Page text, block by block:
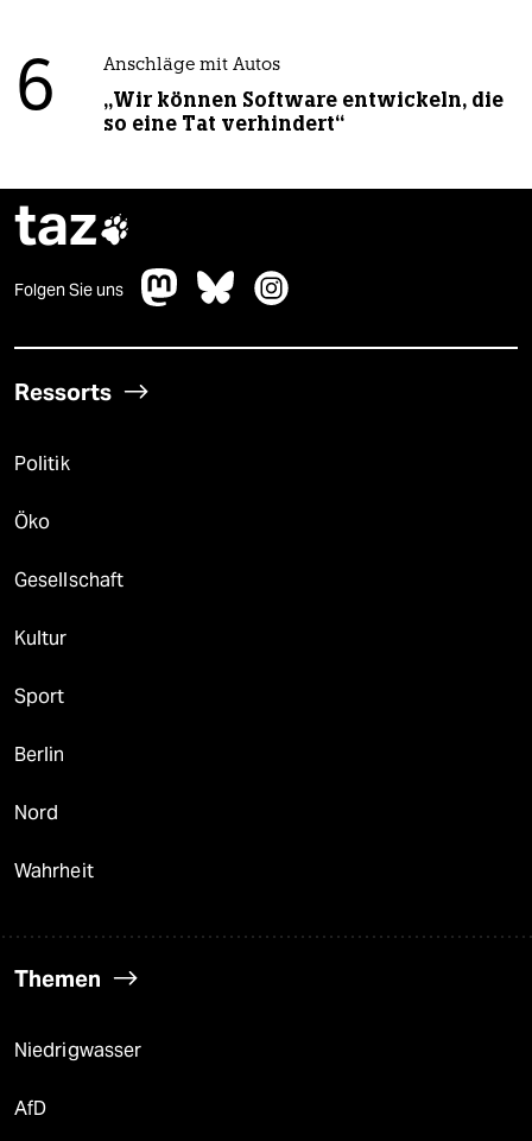
6 Anschläge mit Autos
„Wir können Software entwickeln, die
so eine Tat verhindert“
taz
Folgen Sie uns
Ressorts
Politik
Öko
Gesellschaft
Kultur
Sport
Berlin
Nord
Wahrheit
Themen
Niedrigwasser
AfD